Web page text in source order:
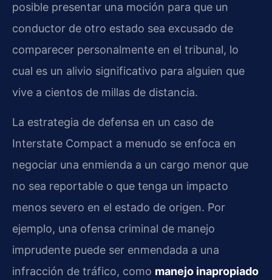
posible presentar una moción para que un
conductor de otro estado sea excusado de
comparecer personalmente en el tribunal, lo
cual es un alivio significativo para alguien que
vive a cientos de millas de distancia.
La estrategia de defensa en un caso de
Interstate Compact a menudo se enfoca en
negociar una enmienda a un cargo menor que
no sea reportable o que tenga un impacto
menos severo en el estado de origen. Por
ejemplo, una ofensa criminal de manejo
imprudente puede ser enmendada a una
infracción de tráfico, como manejo inapropiado